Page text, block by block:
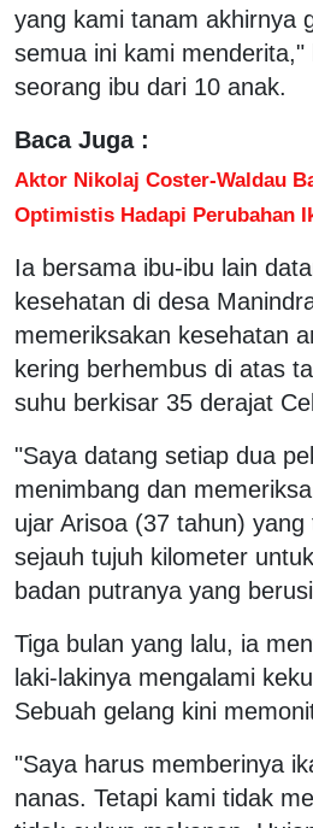
yang kami tanam akhirnya
semua ini kami menderita,"
seorang ibu dari 10 anak.
Baca Juga :
Aktor Nikolaj Coster-Waldau
Optimistis Hadapi Perubahan
Ia bersama ibu-ibu lain
kesehatan di desa
memeriksakan kesehatan
kering berhembus di atas
suhu berkisar 35 derajat
"Saya datang setiap dua
menimbang dan
ujar Arisoa (37 tahun)
sejauh tujuh kilometer
badan putranya yang
Tiga bulan yang lalu, ia
laki-lakinya mengalami
Sebuah gelang kini
"Saya harus memberinya
nanas. Tetapi kami tidak